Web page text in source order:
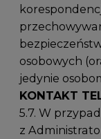
osobowych
jedynie
KONTAKT
5.7. W
z